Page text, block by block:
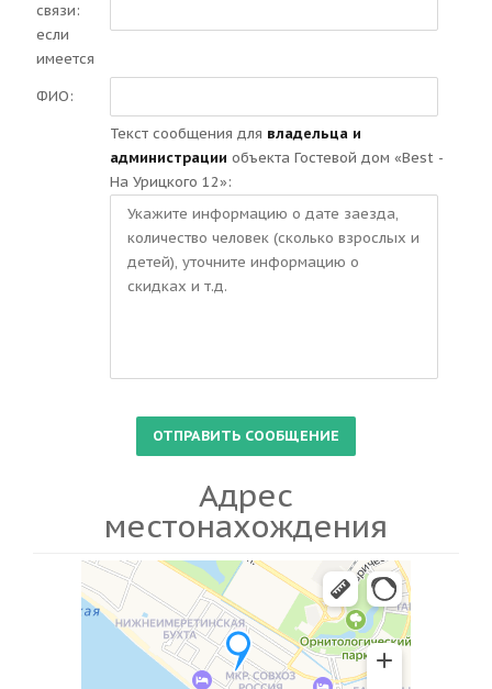
связи:
если
имеется
ФИО:
Текст сообщения для владельца и
администрации объекта Гостевой дом «Best -
На Урицкого 12»:
Адрес
местонахождения